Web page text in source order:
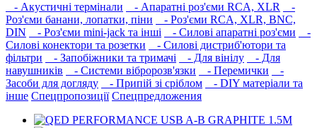
- Акустичні термінали - Апаратні роз'єми RCA, XLR
-
Роз'єми банани, лопатки, піни
- Роз'єми RCA, XLR, BNC,
DIN
- Роз'єми mini-jack та інші - Силові апаратні роз'єми
-
Силові конектори та розетки
- Силові дистриб'ютори та
фільтри
- Запобіжники та тримачі - Для вінілу
- Для
навушників‎
- Системи вібророзв'язки - Перемички
-
Засоби для догляду
- Припій зі сріблом
- DIY матеріали та
інше Спецпропозиції Спецпредложения